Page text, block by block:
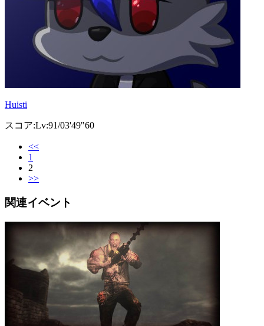
Huisti
スコア:Lv:91/03'49"60
<<
1
2
>>
関連イベント